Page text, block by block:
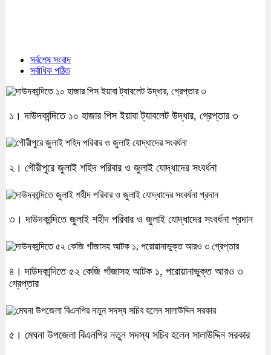
সর্বশেষ সংবাদ
সর্বাধিক পঠিত
১। দাউদকান্দিতে ১০ হাজার পিস ইয়াবা ট্যাবলেট উদ্ধার, গ্রেপ্তার ৩
২। গৌরীপুরে জুলাই শহিদ পরিবার ও জুলাই যোদ্ধাদের সংবর্ধনা
৩। দাউদকান্দিতে জুলাই শহীদ পরিবার ও জুলাই যোদ্ধাদের সংবর্ধনা প্রদান
৪। দাউদকান্দিতে ৫২ কেজি গাঁজাসহ আটক ১, পরোয়ানাভুক্ত আরও ৩
গ্রেপ্তার
৫। মেঘনা উপজেলা বিএনপির নতুন সদস্য সচিব হলেন সালাউদ্দিন সরকার